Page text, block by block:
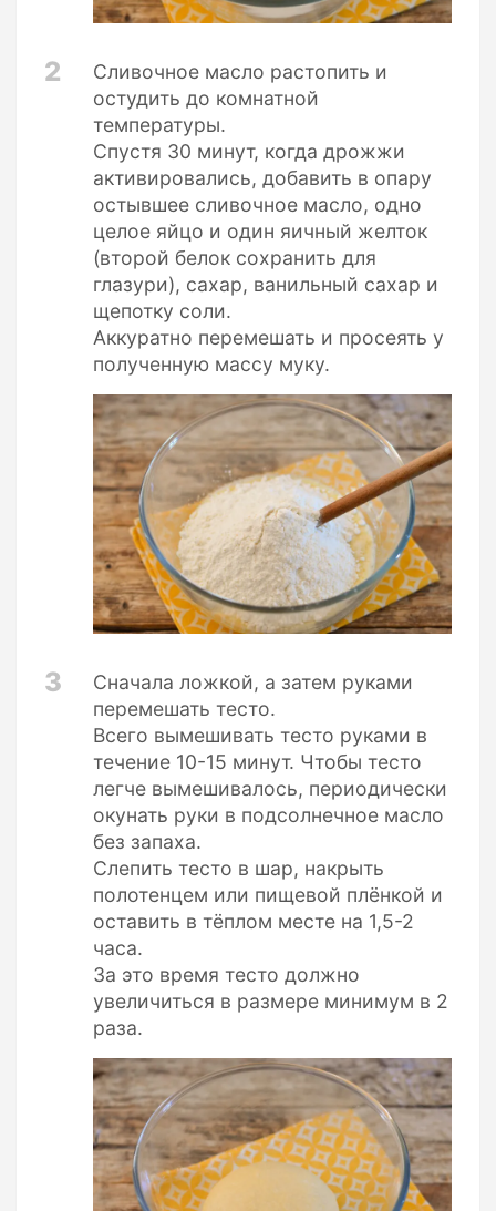
2
Сливочное масло растопить и
остудить до комнатной
температуры.
Спустя 30 минут, когда дрожжи
активировались, добавить в опару
остывшее сливочное масло, одно
целое яйцо и один яичный желток
(второй белок сохранить для
глазури), сахар, ванильный сахар и
щепотку соли.
Аккуратно перемешать и просеять у
полученную массу муку.
3
Сначала ложкой, а затем руками
перемешать тесто.
Всего вымешивать тесто руками в
течение 10-15 минут. Чтобы тесто
легче вымешивалось, периодически
окунать руки в подсолнечное масло
без запаха.
Слепить тесто в шар, накрыть
полотенцем или пищевой плёнкой и
оставить в тёплом месте на 1,5-2
часа.
За это время тесто должно
увеличиться в размере минимум в 2
раза.